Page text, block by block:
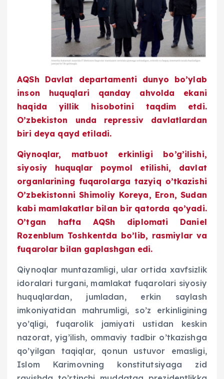
AQSh Davlat departamenti dunyo bo’ylab
inson huquqlari qanday ahvolda ekani
haqida yillik hisobotini taqdim etdi.
O’zbekiston unda repressiv davlatlardan
biri deya qayd etiladi.
Qiynoqlar, matbuot erkinligi bo’g’ilishi,
siyosiy huquqlar poymol etilishi, davlat
organlarining fuqarolarga tazyiq o’tkazishi
O’zbekistonni Shimoliy Koreya, Eron, Sudan
kabi mamlakatlar bilan bir qatorda qo’yadi.
O’tgan hafta AQSh diplomati Daniel
Rozenblum Toshkentda bo’lib, rasmiylar va
fuqarolar bilan gaplashgan edi.
Qiynoqlar muntazamligi, ular ortida xavfsizlik
idoralari turgani, mamlakat fuqarolari siyosiy
huquqlardan, jumladan, erkin saylash
imkoniyatidan mahrumligi, so’z erkinligining
yo’qligi, fuqarolik jamiyati ustidan keskin
nazorat, yig’ilish, ommaviy tadbir o’tkazishga
qo’yilgan taqiqlar, qonun ustuvor emasligi,
Islom Karimovning konstitutsiyaga zid